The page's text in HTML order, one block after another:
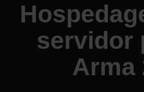
servidor
Arma